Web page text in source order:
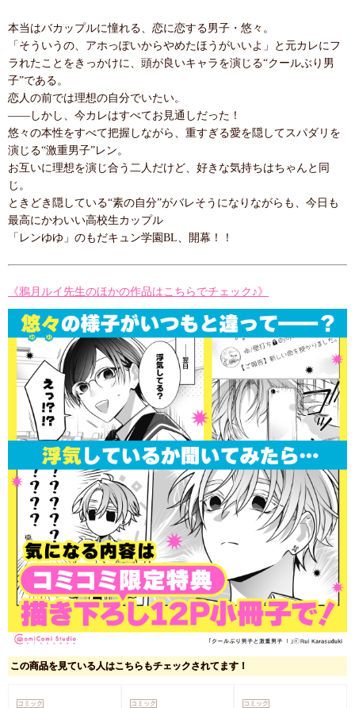
本当はバカップルに憧れる、恋に恋する男子・悠々。
「そういうの、アホっぽいからやめたほうがいいよ」と元カレにフ
ラれたことをきっかけに、頭が良いキャラを演じる“クールぶり男
子”である。
恋人の前では理想の自分でいたい。
――しかし、今カレはすべてお見通しだった！
悠々の本性をすべて把握しながら、重すぎる愛を隠してスパダリを
演じる“激重男子”レン。
お互いに理想を演じ合う二人だけど、好きな気持ちはちゃんと同
じ。
ときどき隠している“素の自分”がバレそうになりながらも、今日も
最高にかわいい高校生カップル
「レンゆゆ」のもだキュン学園BL、開幕！！
《鴉月ルイ先生のほかの作品はこちらでチェック♪》
この商品を見ている人はこちらもチェックされてます！
コミック コミック コミック